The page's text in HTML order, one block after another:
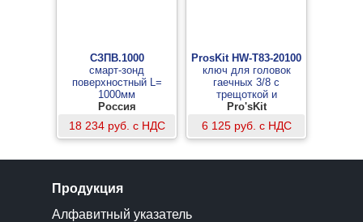
СЗПВ.1000
смарт-зонд
поверхностный L=
1000мм
Россия
18 234 руб. с НДС
ProsKit HW-T83-20100
ключ для головок
гаечных 3/8 с
трещоткой и
регулировкой усилия
Pro'sKit
6 125 руб. с НДС
Продукция
Алфавитный указатель